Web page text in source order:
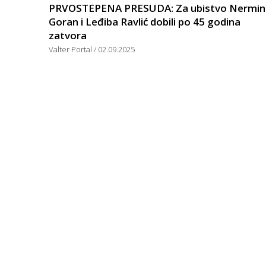
PRVOSTEPENA PRESUDA: Za ubistvo
Goran i Leđiba Ravlić dobili po 45 godina
zatvora
Valter Portal 02.09.2025